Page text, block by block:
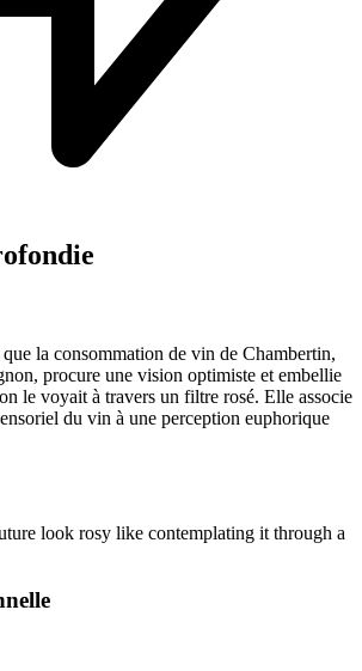
la consommation de vin de Chambertin,
procure une vision optimiste et embellie
le voyait à travers un filtre rosé. Elle associe
du vin à une perception euphorique
look rosy like contemplating it through a